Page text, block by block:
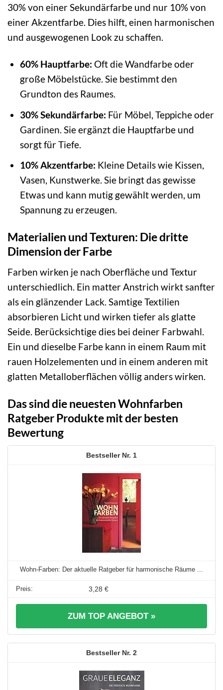
30% von einer Sekundärfarbe und nur 10% von
einer Akzentfarbe. Dies hilft, einen harmonischen
und ausgewogenen Look zu schaffen.
60% Hauptfarbe: Oft die Wandfarbe oder
große Möbelstücke. Sie bestimmt den
Grundton des Raumes.
30% Sekundärfarbe: Für Möbel, Teppiche oder
Gardinen. Sie ergänzt die Hauptfarbe und
sorgt für Tiefe.
10% Akzentfarbe: Kleine Details wie Kissen,
Vasen, Kunstwerke. Sie bringt das gewisse
Etwas und kann mutig gewählt werden, um
Spannung zu erzeugen.
Materialien und Texturen: Die dritte
Dimension der Farbe
Farben wirken je nach Oberfläche und Textur
unterschiedlich. Ein matter Anstrich wirkt sanfter
als ein glänzender Lack. Samtige Textilien
absorbieren Licht und wirken tiefer als glatte
Seide. Berücksichtige dies bei deiner Farbwahl.
Ein und dieselbe Farbe kann in einem Raum mit
rauen Holzelementen und in einem anderen mit
glatten Metalloberflächen völlig anders wirken.
Das sind die neuesten Wohnfarben
Ratgeber Produkte mit der besten
Bewertung
1
Wohn-Farben: Der aktuelle Ratgeber für harmonische Räume ...
3,28 €
ZUM TOP ANGEBOT »
2